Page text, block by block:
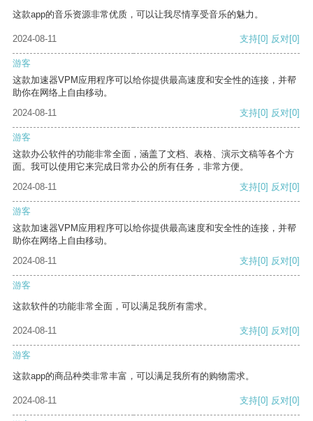
这款app的音乐资源非常优质，可以让我尽情享受音乐的魅力。
2024-08-11 支持[0] 反对[0]
游客
这款加速器VPM应用程序可以给你提供最高速度和安全性的连接，并帮
助你在网络上自由移动。
2024-08-11
支持[0] 反对[0]
游客
这款办公软件的功能非常全面，涵盖了文档、表格、演示文稿等各个方
面。我可以使用它来完成日常办公的所有任务，非常方便。
2024-08-11
支持[0] 反对[0]
游客
这款加速器VPM应用程序可以给你提供最高速度和安全性的连接，并帮
助你在网络上自由移动。
2024-08-11
支持[0] 反对[0]
游客
这款软件的功能非常全面，可以满足我所有需求。
2024-08-11 支持[0] 反对[0]
游客
这款app的商品种类非常丰富，可以满足我所有的购物需求。
2024-08-11 支持[0] 反对[0]